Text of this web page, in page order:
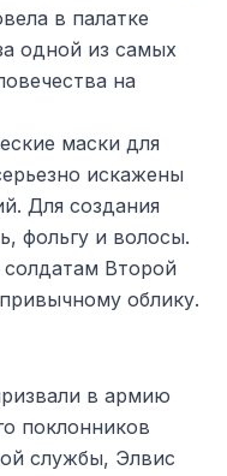
в палатке
одной из самых
на
маски для
искажены
Для создания
фольгу и волосы.
Второй
облику.
в армию
поклонников
службы, Элвис